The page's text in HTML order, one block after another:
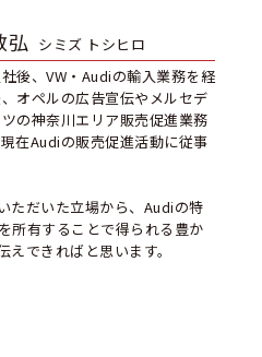
弘 シミズ トシヒロ
後、VW・Audiの輸入業務を経
オペルの広告宣伝やメルセデ
の神奈川エリア販売促進業務
在Audiの販売促進活動に従事
ただいた立場から、Audiの特
所有することで得られる豊か
できればと思います。